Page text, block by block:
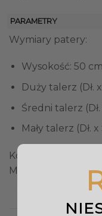
PARAMETRY
Wymiary patery:
Wysokość: 50 cm
Duży talerz (Dł.
Średni talerz (Dł.
Mały talerz (Dł.
Kolor patery: Złoty,
Materiał: Stal